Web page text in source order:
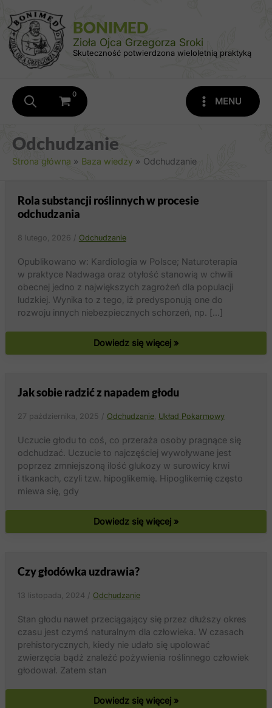
do
treści
BONIMED
Zioła Ojca Grzegorza Sroki
Skuteczność potwierdzona wieloletnią praktyką
MENU
Odchudzanie
Strona główna Baza wiedzy Odchudzanie
Rola substancji roślinnych w procesie
odchudzania
8 lutego, 2026 / Odchudzanie
Opublikowano w: Kardiologia w Polsce; Naturoterapia
w praktyce Nadwaga oraz otyłość stanowią w chwili
obecnej jedno z największych zagrożeń dla populacji
ludzkiej. Wynika to z tego, iż predysponują one do
rozwoju innych niebezpiecznych schorzeń, np. […]
Rola
Dowiedz się więcej »
Jak sobie radzić z napadem głodu
27 października, 2025 / Odchudzanie, Układ Pokarmowy
Uczucie głodu to coś, co przeraża osoby pragnące się
odchudzać. Uczucie to najczęściej wywoływane jest
poprzez zmniejszoną ilość glukozy w surowicy krwi
i tkankach, czyli tzw. hipoglikemię. Hipoglikemię często
miewa się, gdy
Jak
Dowiedz się więcej »
Czy głodówka uzdrawia?
13 listopada, 2024 / Odchudzanie
Stan głodu nawet przeciągający się przez dłuższy okres
czasu jest czymś naturalnym dla człowieka. W czasach
prehistorycznych, kiedy nie udało się upolować
zwierzęcia bądź znaleźć pożywienia roślinnego człowiek
głodował. Zatem stan
Czy
Dowiedz się więcej »